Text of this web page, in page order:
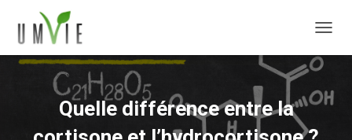
Quelle différence entre la